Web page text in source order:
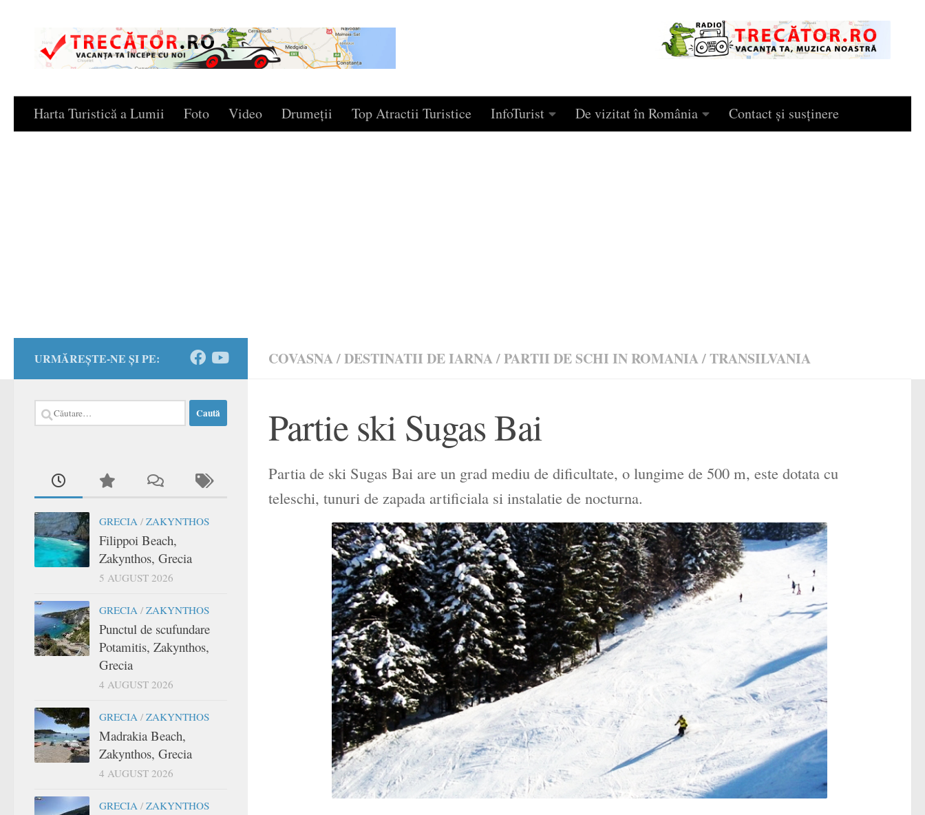
Skip to content
Harta Turistică a Lumii Foto Video Drumeţii Top Atractii Turistice InfoTurist De vizitat în România Contact și susținere
COVASNA/DESTINATII DE IARNA/PARTII DE SCHI IN ROMANIA/TRANSILVANIA
Partie ski Sugas Bai
Partia de ski Sugas Bai are un grad mediu de dificultate, o lungime de 500 m, este dotata cu
teleschi, tunuri de zapada artificiala si instalatie de nocturna.
URMĂREȘTE-NE ȘI PE:
Caută
după:
GRECIA / ZAKYNTHOS
Filippoi Beach,
Zakynthos, Grecia
5 AUGUST 2026
GRECIA / ZAKYNTHOS
Punctul de scufundare
Potamitis, Zakynthos,
Grecia
4 AUGUST 2026
GRECIA / ZAKYNTHOS
Madrakia Beach,
Zakynthos, Grecia
4 AUGUST 2026
GRECIA / ZAKYNTHOS